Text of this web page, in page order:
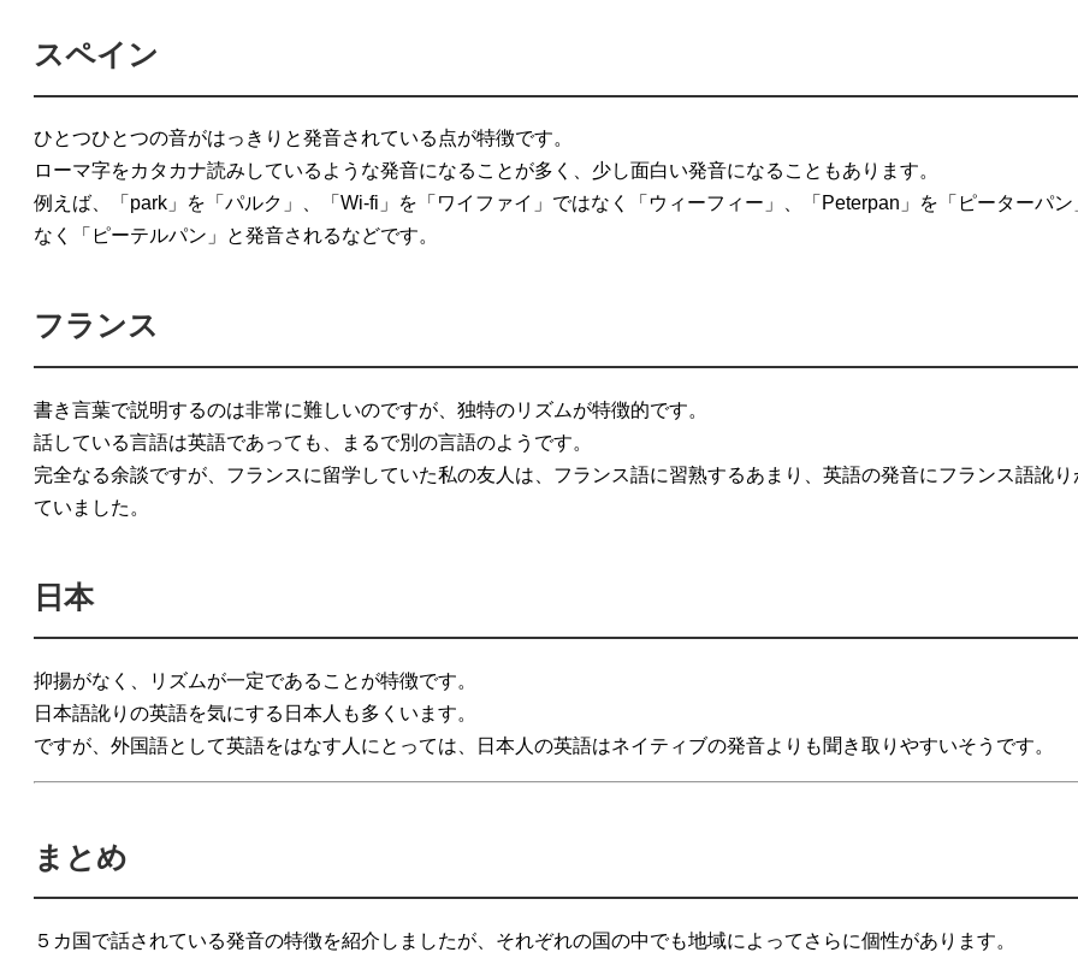
スペイン
ひとつひとつの音がはっきりと発音されている点が特徴です。
ローマ字をカタカナ読みしているような発音になることが多く、少し面白い発音になることもあります。
例えば、「park」を「パルク」、「Wi-fi」を「ワイファイ」ではなく「ウィーフィー」、「Peterpan」を「ピーターパン
なく「ピーテルパン」と発音されるなどです。
フランス
書き言葉で説明するのは非常に難しいのですが、独特のリズムが特徴的です。
話している言語は英語であっても、まるで別の言語のようです。
完全なる余談ですが、フランスに留学していた私の友人は、フランス語に習熟するあまり、英語の発音にフランス語訛り
ていました。
日本
抑揚がなく、リズムが一定であることが特徴です。
日本語訛りの英語を気にする日本人も多くいます。
ですが、外国語として英語をはなす人にとっては、日本人の英語はネイティブの発音よりも聞き取りやすいそうです。
まとめ
５カ国で話されている発音の特徴を紹介しましたが、それぞれの国の中でも地域によってさらに個性があります。